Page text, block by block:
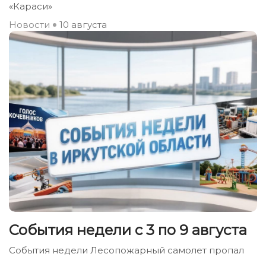
«Караси»
Новости
10 августа
События недели с 3 по 9 августа
События недели Лесопожарный самолет пропал